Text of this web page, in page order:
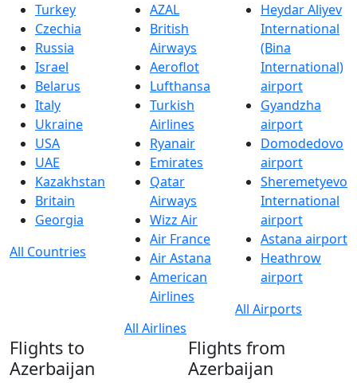
Turkey
Czechia
Russia
Israel
Belarus
Italy
Ukraine
USA
UAE
Kazakhstan
Britain
Georgia
All Countries
AZAL
British
Airways
Aeroflot
Lufthansa
Turkish
Airlines
Ryanair
Emirates
Qatar
Airways
Wizz Air
Air France
Air Astana
American
Airlines
All Airlines
Heydar Aliyev
International
(Bina
International)
airport
Gyandzha
airport
Domodedovo
airport
Sheremetyevo
International
airport
Astana airport
Heathrow
airport
All Airports
Flights to
Azerbaijan
Flights from
Azerbaijan